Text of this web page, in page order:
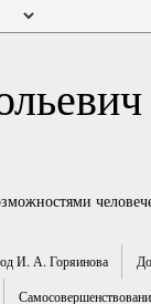
И. А. Горяинова